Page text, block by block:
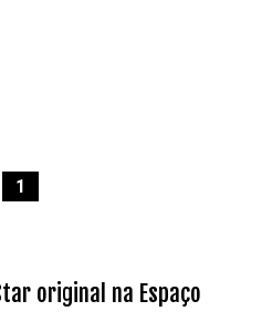
1
original na Espaço